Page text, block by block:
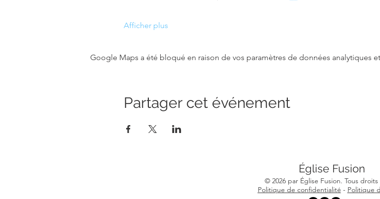
Afficher plus
Google Maps a été bloqué en raison de vos paramètres de données analytiques
Partager cet événement
Église Fusion
© 2026 par Église Fusion. Tous droits
Politique de confidentialité - Politique